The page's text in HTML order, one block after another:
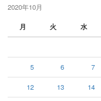
2020年10月
月
火 水
5 6 7
12 13 14